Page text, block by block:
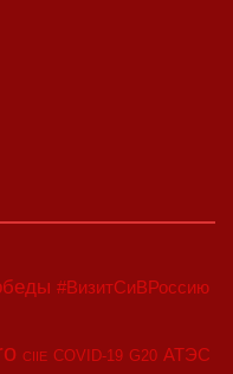
#ВизитСиВРоссию
CIIE COVID-19 G20 АТЭС